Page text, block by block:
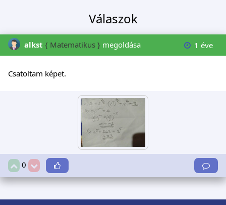
Válaszok
alkst { Matematikus } megoldása 1 éve
Csatoltam képet.
0